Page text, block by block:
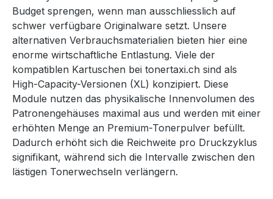
Budget sprengen, wenn man ausschliesslich auf
schwer verfügbare Originalware setzt. Unsere
alternativen Verbrauchsmaterialien bieten hier eine
enorme wirtschaftliche Entlastung. Viele der
kompatiblen Kartuschen bei tonertaxi.ch sind als
High-Capacity-Versionen (XL) konzipiert. Diese
Module nutzen das physikalische Innenvolumen des
Patronengehäuses maximal aus und werden mit einer
erhöhten Menge an Premium-Tonerpulver befüllt.
Dadurch erhöht sich die Reichweite pro Druckzyklus
signifikant, während sich die Intervalle zwischen den
lästigen Tonerwechseln verlängern.